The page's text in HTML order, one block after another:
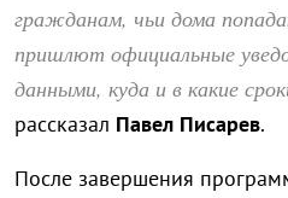
гражданам, чьи дома
пришлют официальные
данными, куда и в какие
рассказал Павел Писарев.
После завершения